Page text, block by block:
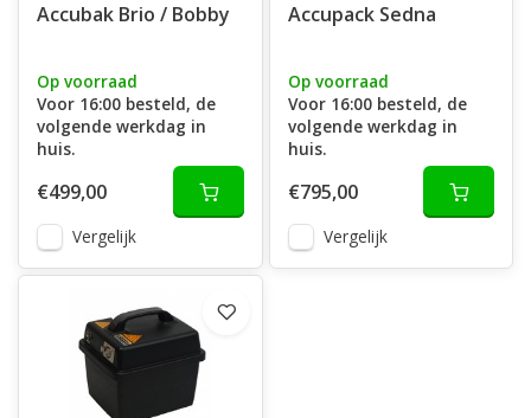
Accubak Brio / Bobby
Op voorraad
Voor 16:00 besteld, de
volgende werkdag in
huis.
€499,00
Vergelijk
Accupack Sedna
Op voorraad
Voor 16:00 besteld, de
volgende werkdag in
huis.
€795,00
Vergelijk